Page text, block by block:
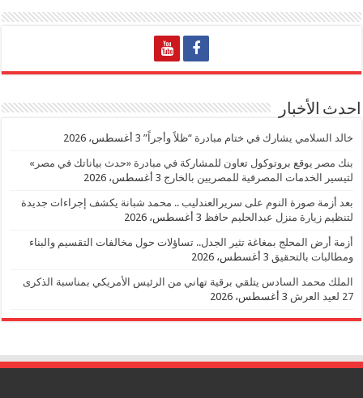
احدث الأخبار
خالد السلامي يشارك في ختام مبادرة “ظلاً وأجراً” 3 أغسطس، 2026
بنك مصر يوقع بروتوكول تعاون للمشاركة في مبادرة «حدث بياناتك في مصر»
لتيسير الخدمات المصرفية للمصريين بالخارج 3 أغسطس، 2026
بعد أزمة صورة النوم على سريرالعندليب .. محمد شبانة يكشف إجراءات جديدة
لتنظيم زيارة منزل عبدالحليم حافظ 3 أغسطس، 2026
أزمة أرض المحلج بمغاغة تثير الجدل.. تساؤلات حول مخالفات التقسيم والبناء
ومطالبات بالتحقيق 3 أغسطس، 2026
الملك محمد السادس يتلقي برقية تهاني من الرئيس الأمريكي بمناسبة الذكرى
27 لعيد العرش
3 أغسطس، 2026